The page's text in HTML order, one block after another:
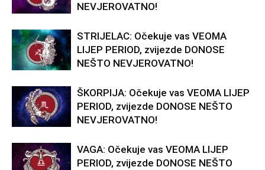
NEVJEROVATNO!
STRIJELAC: Očekuje vas VEOMA
LIJEP PERIOD, zvijezde DONOSE
NEŠTO NEVJEROVATNO!
ŠKORPIJA: Očekuje vas VEOMA LIJEP
PERIOD, zvijezde DONOSE NEŠTO
NEVJEROVATNO!
VAGA: Očekuje vas VEOMA LIJEP
PERIOD, zvijezde DONOSE NEŠTO